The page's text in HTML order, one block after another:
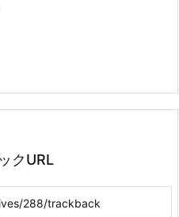
クURL